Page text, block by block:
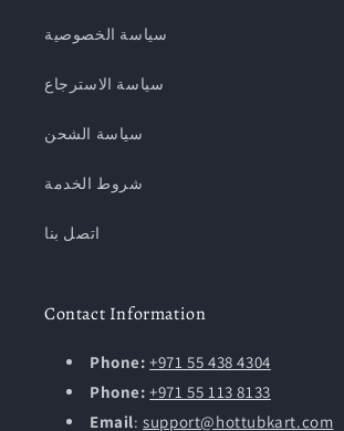
سياسة الخصوصية
سياسة الاسترجاع
سياسة الشحن
شروط الخدمة
اتصل بنا
Contact Information
Phone:+971 55 438 4304
Phone: +971 55 113 8133
Email:support@hottubkart.com